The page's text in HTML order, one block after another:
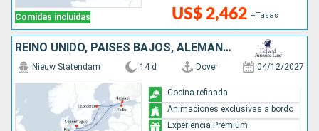
Comidas incluidas US$ 2,462 +Tasas
REINO UNIDO, PAISES BAJOS, ALEMANIA, ESTONIA, FINLANDIA, SUECIA, DINAMARCA
Nieuw Statendam 14 d Dover 04/12/2027
Cocina refinada
Animaciones exclusivas a bordo
Experiencia Premium